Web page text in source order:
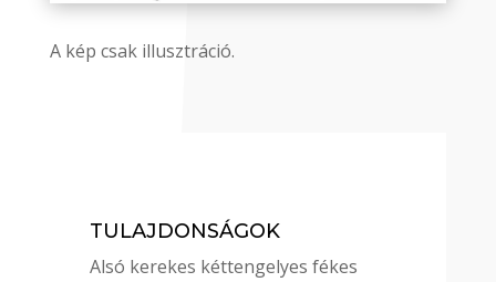
A kép csak illusztráció.
TULAJDONSÁGOK
Alsó kerekes kéttengelyes fékes